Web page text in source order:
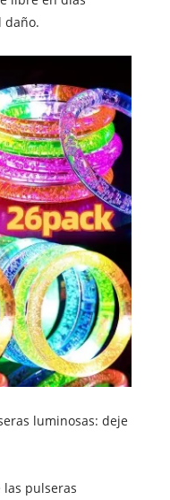
daño.
luminosas: deje
las pulseras